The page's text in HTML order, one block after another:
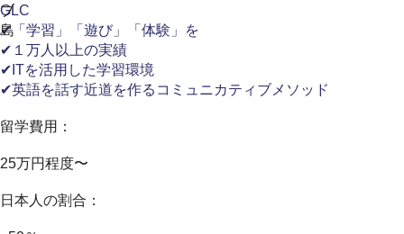
ブ
島
GLC
✔「学習」「遊び」「体験」を
✔１万人以上の実績
✔ITを活用した学習環境
✔英語を話す近道を作るコミュニカティブメソッド
留学費用：
25万円程度〜
日本人の割合：